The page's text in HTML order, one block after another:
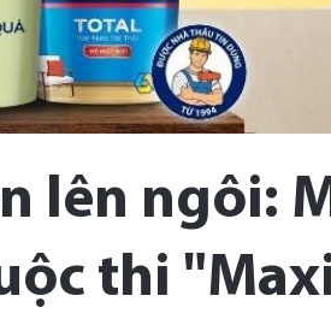
lên ngôi:
thi